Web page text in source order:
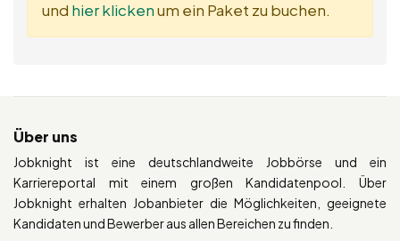
und hier klickenum ein Paket zu buchen.
Über uns
Jobknight ist eine deutschlandweite Jobbörse und ein
Karriereportal mit einem großen Kandidatenpool. Über
Jobknight erhalten Jobanbieter die Möglichkeiten, geeignete
Kandidaten und Bewerber aus allen Bereichen zu finden.